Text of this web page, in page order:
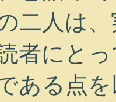
二人は
者にと
ある点